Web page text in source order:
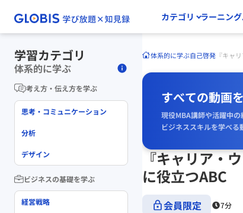
カテゴリ ラーニン
体系的に学ぶ自己啓発 『キャ
すべての動画
現役MBA講師や活躍中の
ビジネススキルを学べる
『キャリア・
に役立つABC
会員限定 7分
学習カテゴリ
体系的に学ぶ
考え方・伝え方を学ぶ
思考・コミュニケーション
分析
デザイン
ビジネスの基礎を学ぶ
経営戦略